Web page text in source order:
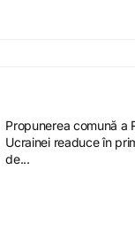
Propunerea comună a
Ucrainei readuce în
de...